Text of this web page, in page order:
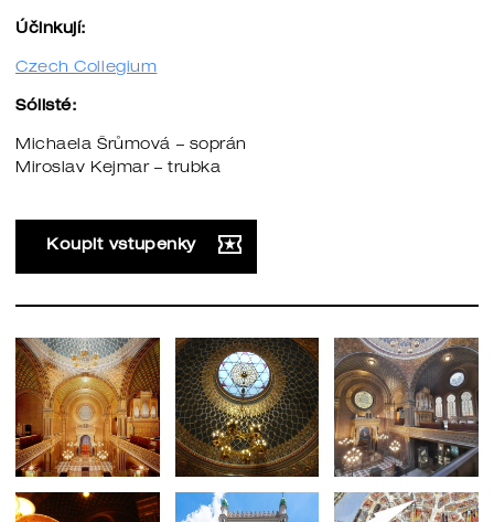
Účinkují:
Czech Collegium
Sólisté:
Michaela Šrůmová – soprán
Miroslav Kejmar – trubka
Koupit vstupenky